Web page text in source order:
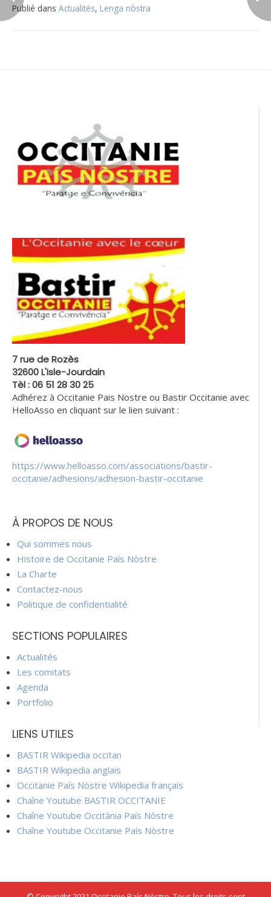
Publié dans Actualités, Lenga nòstra
7 rue de Rozès
32600 L'Isle-Jourdain
Tèl : 06 51 28 30 25
Adhérez à Occitanie Pais Nostre ou Bastir Occitanie avec
HelloAsso en cliquant sur le lien suivant :
https://www.helloasso.com/associations/bastir-
occitanie/adhesions/adhesion-bastir-occitanie
À PROPOS DE NOUS
Qui sommes nous
Histoire de Occitanie País Nòstre
La Charte
Contactez-nous
Politique de confidentialité
SECTIONS POPULAIRES
Actualités
Les comitats
Agenda
Portfolio
LIENS UTILES
BASTIR Wikipedia occitan
BASTIR Wikipedia anglais
Occitanie País Nòstre Wikipedia français
Chaîne Youtube BASTIR OCCITANIE
Chaîne Youtube Occitània País Nòstre
Chaîne Youtube Occitanie País Nòstre